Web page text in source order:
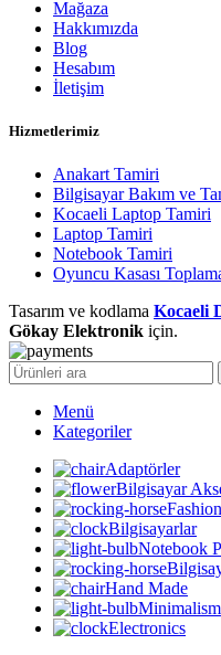
Mağaza
Hakkımızda
Blog
Hesabım
İletişim
Hizmetlerimiz
Anakart Tamiri
Bilgisayar Bakım ve
Kocaeli Laptop Tamiri
Laptop Tamiri
Notebook Tamiri
Oyuncu Kasası
Tasarım ve kodlama Kocaeli
Gökay Elektronik için.
Menü
Kategoriler
Adaptörler
Bilgisayar
Fashion
Bilgisayarlar
Notebook
Hand Made
Minimalism
Electronics